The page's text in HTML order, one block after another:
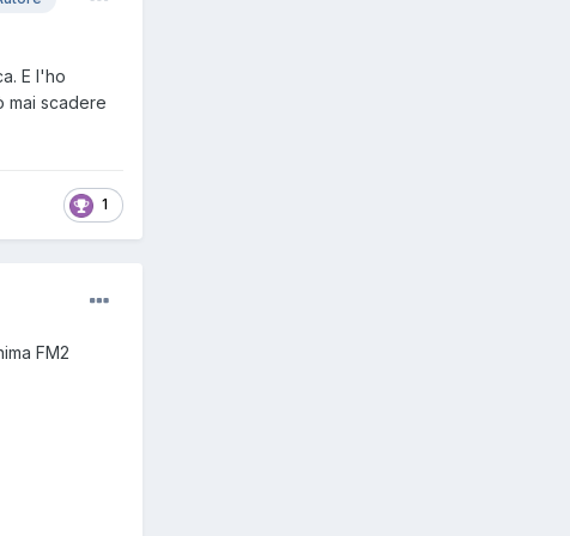
E l'ho
mai scadere
1
FM2